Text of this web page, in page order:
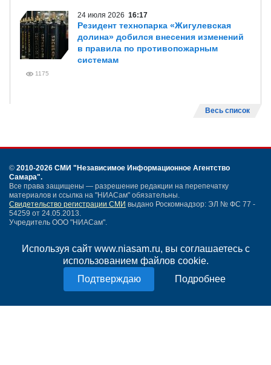
Используя сайт www.niasam.ru, вы соглашаетесь с
использованием файлов cookie.
Подробнее
24 июля 2026 16:17
Резидент технопарка «Жигулевская
долина» добился внесения изменений
в правила по противопожарным
системам
1175
Весь список
© 2010-2026 СМИ "Независимое Информационное Агентство
Самара".
Все права защищены — разрешение редакции на перепечатку
материалов и ссылка на "НИАСам" обязательны.
Свидетельство регистрации СМИ выдано Роскомнадзор: ЭЛ № ФС 77 -
54259 от 24.05.2013.
Учредитель ООО "НИАСам".
Написать письмо
Политика конфиденциальности